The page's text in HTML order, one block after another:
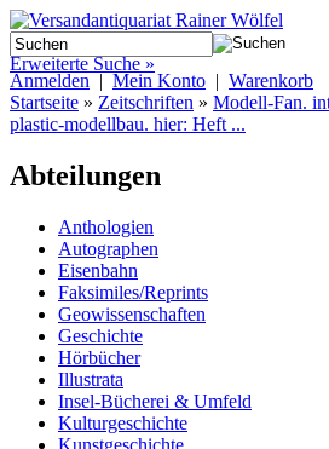
Erweiterte Suche »
Anmelden | Mein Konto | Warenkorb
Startseite » Zeitschriften » Modell-Fan.
plastic-modellbau. hier: Heft ...
Abteilungen
Anthologien
Autographen
Eisenbahn
Faksimiles/Reprints
Geowissenschaften
Geschichte
Hörbücher
Illustrata
Insel-Bücherei & Umfeld
Kulturgeschichte
Kunstgeschichte